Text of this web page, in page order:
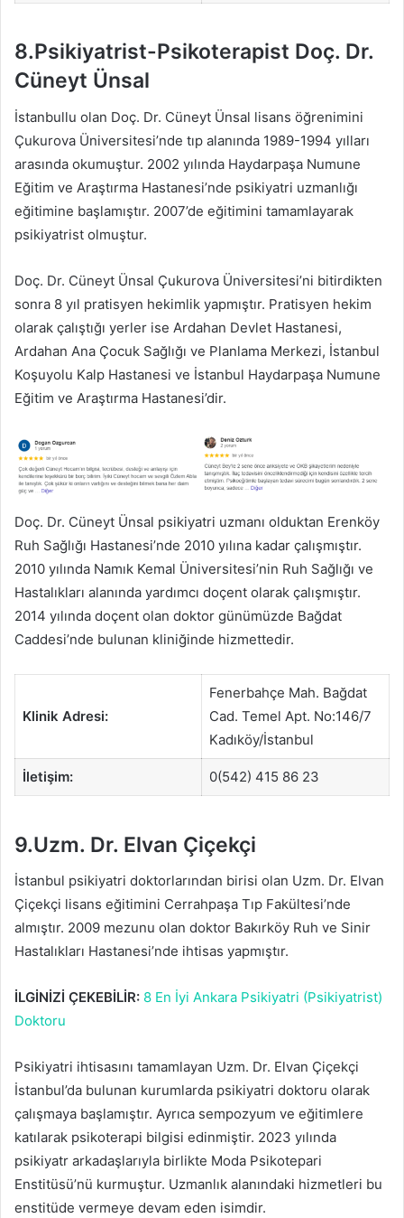
8.Psikiyatrist-Psikoterapist Doç. Dr.
Cüneyt Ünsal
İstanbullu olan Doç. Dr. Cüneyt Ünsal lisans öğrenimini
Çukurova Üniversitesi’nde tıp alanında 1989-1994 yılları
arasında okumuştur. 2002 yılında Haydarpaşa Numune
Eğitim ve Araştırma Hastanesi’nde psikiyatri uzmanlığı
eğitimine başlamıştır. 2007’de eğitimini tamamlayarak
psikiyatrist olmuştur.
Doç. Dr. Cüneyt Ünsal Çukurova Üniversitesi’ni bitirdikten
sonra 8 yıl pratisyen hekimlik yapmıştır. Pratisyen hekim
olarak çalıştığı yerler ise Ardahan Devlet Hastanesi,
Ardahan Ana Çocuk Sağlığı ve Planlama Merkezi, İstanbul
Koşuyolu Kalp Hastanesi ve İstanbul Haydarpaşa Numune
Eğitim ve Araştırma Hastanesi’dir.
Doç. Dr. Cüneyt Ünsal psikiyatri uzmanı olduktan Erenköy
Ruh Sağlığı Hastanesi’nde 2010 yılına kadar çalışmıştır.
2010 yılında Namık Kemal Üniversitesi’nin Ruh Sağlığı ve
Hastalıkları alanında yardımcı doçent olarak çalışmıştır.
2014 yılında doçent olan doktor günümüzde Bağdat
Caddesi’nde bulunan kliniğinde hizmettedir.
Klinik Adresi:
Fenerbahçe Mah. Bağdat
Cad. Temel Apt. No:146/7
Kadıköy/İstanbul
İletişim: 0(542) 415 86 23
9.Uzm. Dr. Elvan Çiçekçi
İstanbul psikiyatri doktorlarından birisi olan Uzm. Dr. Elvan
Çiçekçi lisans eğitimini Cerrahpaşa Tıp Fakültesi’nde
almıştır. 2009 mezunu olan doktor Bakırköy Ruh ve Sinir
Hastalıkları Hastanesi’nde ihtisas yapmıştır.
İLGİNİZİ ÇEKEBİLİR: 8 En İyi Ankara Psikiyatri (Psikiyatrist)
Doktoru
Psikiyatri ihtisasını tamamlayan Uzm. Dr. Elvan Çiçekçi
İstanbul’da bulunan kurumlarda psikiyatri doktoru olarak
çalışmaya başlamıştır. Ayrıca sempozyum ve eğitimlere
katılarak psikoterapi bilgisi edinmiştir. 2023 yılında
psikiyatr arkadaşlarıyla birlikte Moda Psikotepari
Enstitüsü’nü kurmuştur. Uzmanlık alanındaki hizmetleri bu
enstitüde vermeye devam eden isimdir.